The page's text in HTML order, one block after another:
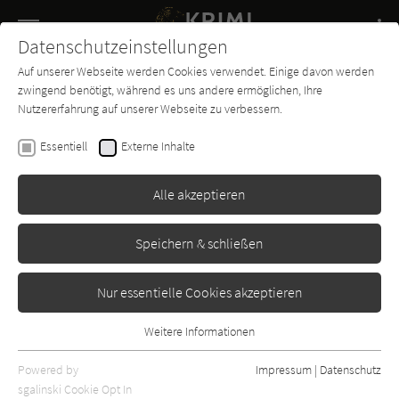
SUCHE
Buch-
Entdecker
Forum Charts
Rex Stout
Das zweite Geständnis
Erschienen: Januar 1956 Bibliogr. Angaben
Datenschutzeinstellungen
Auf unserer Webseite werden Cookies verwendet. Einige davon werden
zwingend benötigt, während es uns andere ermöglichen, Ihre
Nutzererfahrung auf unserer Webseite zu verbessern.
Essentiell Externe Inhalte
Alle akzeptieren
Speichern & schließen
Nur essentielle Cookies akzeptieren
Essentielle Cookies werden für grundlegende Funktionen der
Webseite benötigt. Dadurch ist gewährleistet, dass die Webseite
Weitere Informationen
Powered by
sgalinski Cookie Opt In
Impressum | Datenschutz